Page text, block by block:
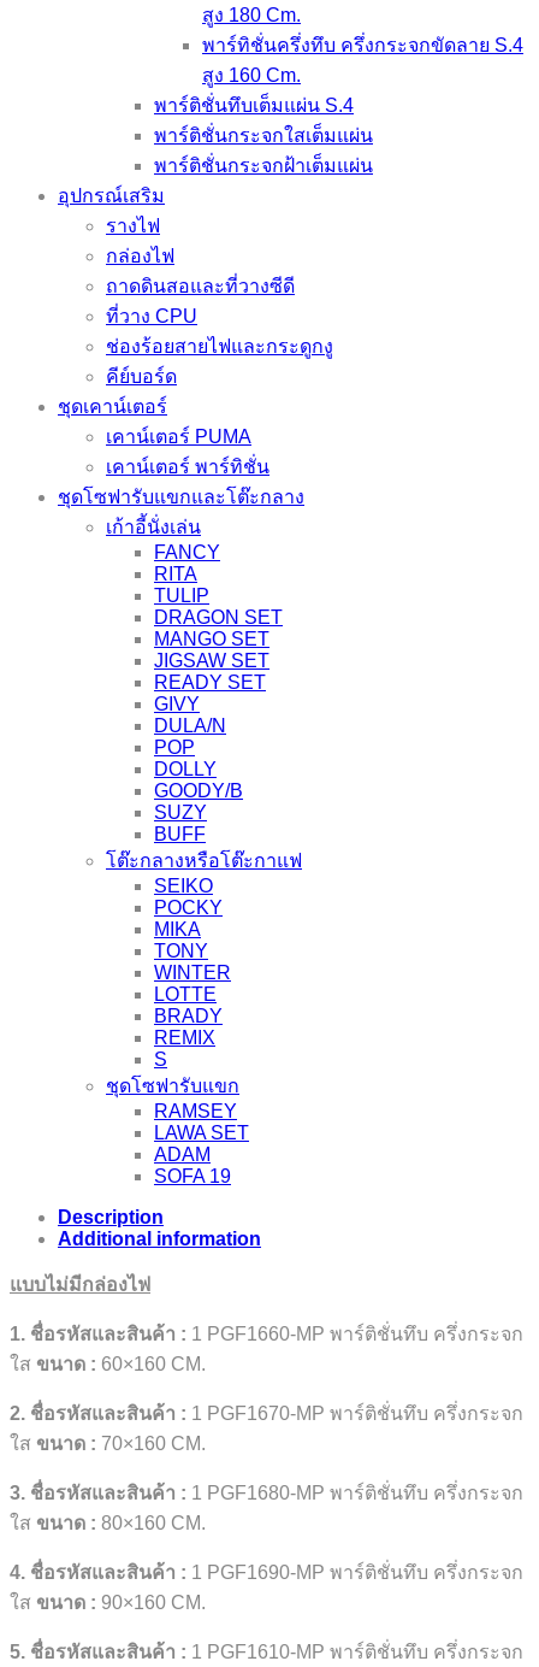
สูง 180 Cm.
พาร์ทิชั่นครึ่งทึบ ครึ่งกระจกขัดลาย S.4
สูง 160 Cm.
พาร์ติชั่นทึบเต็มแผ่น S.4
พาร์ติชั่นกระจกใสเต็มแผ่น
พาร์ติชั่นกระจกฝ้าเต็มแผ่น
อุปกรณ์เสริม
รางไฟ
กล่องไฟ
ถาดดินสอและที่วางซีดี
ที่วาง CPU
ช่องร้อยสายไฟและกระดูกงู
คีย์บอร์ด
ชุดเคาน์เตอร์
เคาน์เตอร์ PUMA
เคาน์เตอร์ พาร์ทิชั่น
ชุดโซฟารับแขกและโต๊ะกลาง
เก้าอี้นั่งเล่น
FANCY
RITA
TULIP
DRAGON SET
MANGO SET
JIGSAW SET
READY SET
GIVY
DULA/N
POP
DOLLY
GOODY/B
SUZY
BUFF
โต๊ะกลางหรือโต๊ะกาแฟ
SEIKO
POCKY
MIKA
TONY
WINTER
LOTTE
BRADY
REMIX
S
ชุดโซฟารับแขก
RAMSEY
LAWA SET
ADAM
SOFA 19
Description
Additional information
แบบไม่มีกล่องไฟ
1. ชื่อรหัสและสินค้า : 1 PGF1660-MP พาร์ติชั่นทึบ ครึ่งกระจก
ใส ขนาด : 60×160 CM.
2. ชื่อรหัสและสินค้า : 1 PGF1670-MP พาร์ติชั่นทึบ ครึ่งกระจก
ใส ขนาด : 70×160 CM.
3. ชื่อรหัสและสินค้า : 1 PGF1680-MP พาร์ติชั่นทึบ ครึ่งกระจก
ใส ขนาด : 80×160 CM.
4. ชื่อรหัสและสินค้า : 1 PGF1690-MP พาร์ติชั่นทึบ ครึ่งกระจก
ใส ขนาด : 90×160 CM.
5. ชื่อรหัสและสินค้า : 1 PGF1610-MP พาร์ติชั่นทึบ ครึ่งกระจก